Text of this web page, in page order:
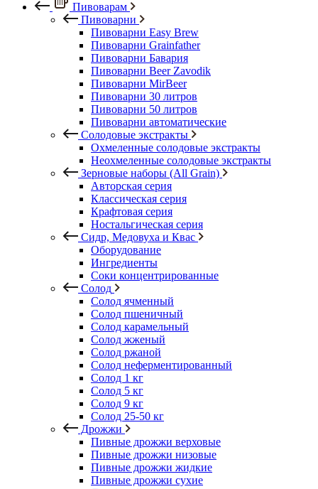
Пивоварам
Пивоварни
Пивоварни Easy Brew
Пивоварни Grainfather
Пивоварни Бавария
Пивоварни Beer Zavodik
Пивоварни MirBeer
Пивоварни 30 литров
Пивоварни 50 литров
Пивоварни автоматические
Солодовые экстракты
Охмеленные солодовые экстракты
Неохмеленные солодовые экстракты
Зерновые наборы (All Grain)
Авторская серия
Классическая серия
Крафтовая серия
Ностальгическая серия
Сидр, Медовуха и Квас
Оборудование
Ингредиенты
Соки концентрированные
Солод
Солод ячменный
Солод пшеничный
Солод карамельный
Солод жженый
Солод ржаной
Солод неферментированный
Солод 1 кг
Солод 5 кг
Солод 9 кг
Солод 25-50 кг
Дрожжи
Пивные дрожжи верховые
Пивные дрожжи низовые
Пивные дрожжи жидкие
Пивные дрожжи сухие